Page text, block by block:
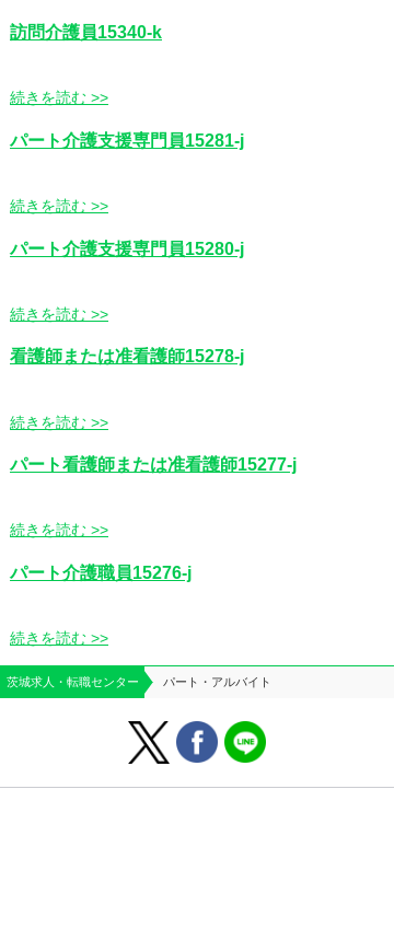
訪問介護員15340-k
続きを読む >>
パート介護支援専門員15281-j
続きを読む >>
パート介護支援専門員15280-j
続きを読む >>
看護師または准看護師15278-j
続きを読む >>
パート看護師または准看護師15277-j
続きを読む >>
パート介護職員15276-j
続きを読む >>
茨城求人・転職センター パート・アルバイト